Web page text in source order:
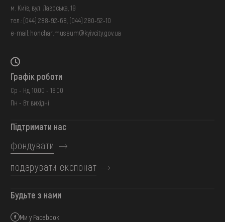
м. Київ, вул. Лаврська, 19
тел.: (044) 288-92-68 (044) 280-52-10
e-mail: honchar.museum@kyivcity.gov.ua
Графік роботи
Ср - Нд: 10:00 - 18:00
Пн - Вт: вихідні
Підтримати нас
фондувати
подарувати експонат
Будьте з нами
Ми у Facebook